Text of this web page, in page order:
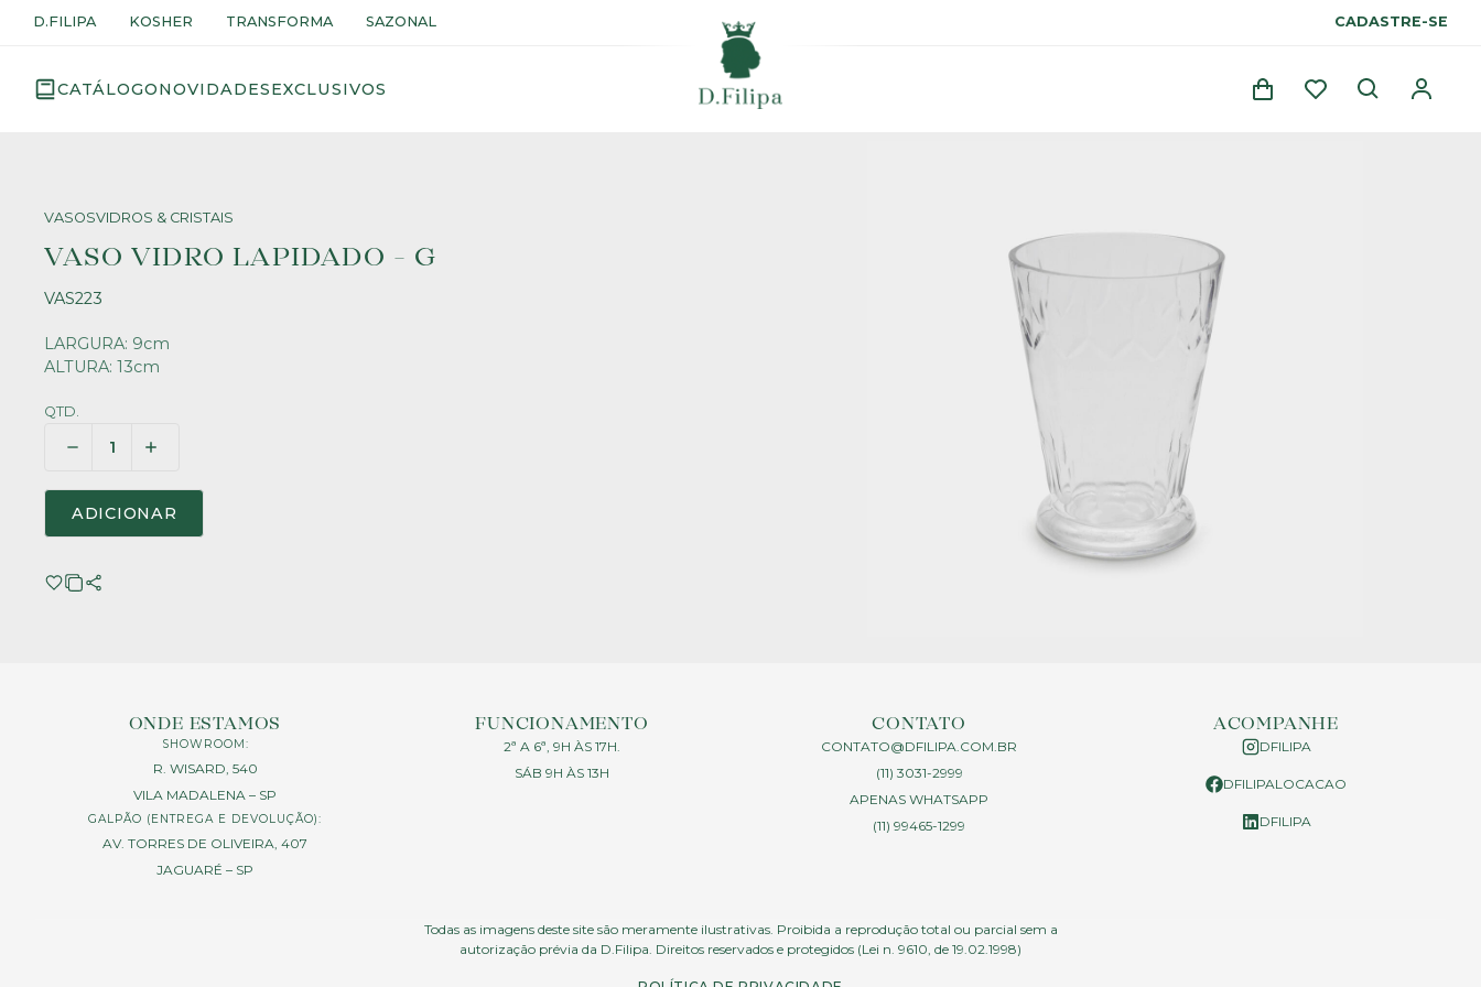
D.FILIPA KOSHER TRANSFORMA SAZONAL CADASTRE-SE
CATÁLOGONOVIDADESEXCLUSIVOS
VASOSVIDROS & CRISTAIS
VASO VIDRO LAPIDADO - G
VAS223
LARGURA: 9cm
ALTURA: 13cm
QTD.
ADICIONAR
ONDE ESTAMOS
SHOWROOM:
R. WISARD, 540
VILA MADALENA – SP
GALPÃO (ENTREGA E DEVOLUÇÃO):
AV. TORRES DE OLIVEIRA, 407
JAGUARÉ – SP
FUNCIONAMENTO
2ª A 6ª, 9H ÀS 17H.
SÁB 9H ÀS 13H
CONTATO
CONTATO@DFILIPA.COM.BR
(11) 3031-2999
APENAS WHATSAPP
(11) 99465-1299
ACOMPANHE
DFILIPA
DFILIPALOCACAO
DFILIPA
Todas as imagens deste site são meramente ilustrativas. Proibida a reprodução total ou parcial sem a
autorização prévia da D.Filipa. Direitos reservados e protegidos (Lei n. 9610, de 19.02.1998)